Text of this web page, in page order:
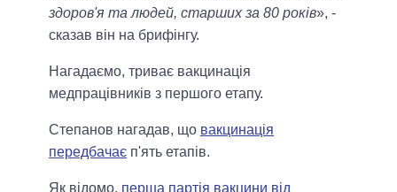
здоров'я та людей, старших за 80 років», -
сказав він на брифінгу.
Нагадаємо, триває вакцинація
медпрацівників з першого етапу.
Степанов нагадав, що вакцинація
передбачає п'ять етапів.
Як відомо, перша партія вакцини від